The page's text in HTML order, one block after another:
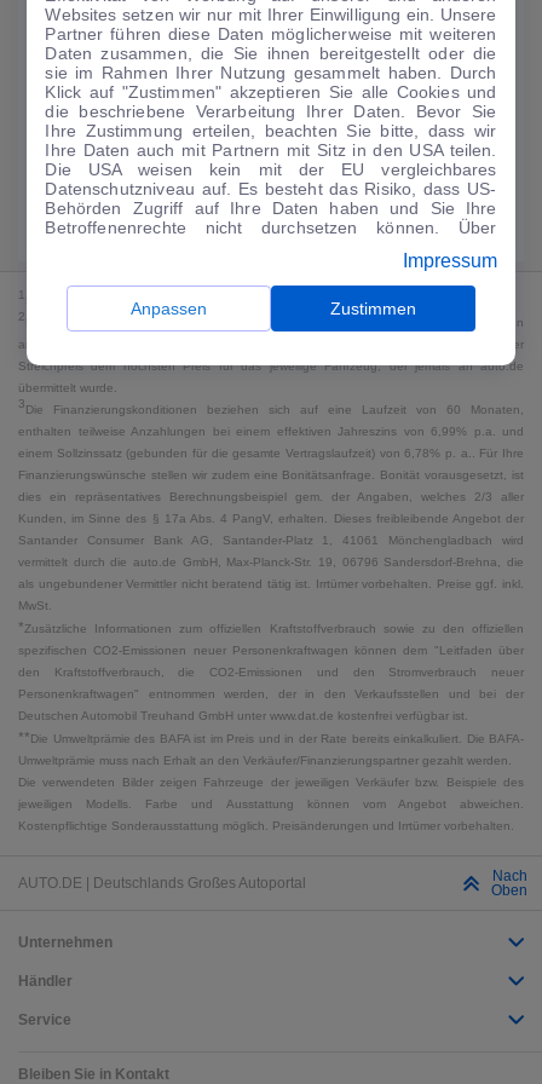
188€/mtl.
Guter Preis4
0 € Anzahlung ·60 Monate ·Finanzierungs-Details
Angebot anfragen Rate anpassen
Kraftstoffverbrauch komb. 18 l/100 km · CO₂-Emissionen komb. 0 g/km ·
CO₂-Klasse G · WLTP*
1
2 Bei dem Streichpreis handelt es sich für Neufahrzeuge und junge Gebrauchte um den
an auto.de übermittelten Listenpreis. Für alle anderen Fahrzeuge entspricht der
Streichpreis dem höchsten Preis für das jeweilige Fahrzeug, der jemals an auto.de
übermittelt wurde.
3Die Finanzierungskonditionen beziehen sich auf eine Laufzeit von 60 Monaten,
enthalten teilweise Anzahlungen bei einem effektiven Jahreszins von 6,99% p.a. und
einem Sollzinssatz (gebunden für die gesamte Vertragslaufzeit) von 6,78% p. a.. Für Ihre
Finanzierungswünsche stellen wir zudem eine Bonitätsanfrage. Bonität vorausgesetzt, ist
dies ein repräsentatives Berechnungsbeispiel gem. der Angaben, welches 2/3 aller
Kunden, im Sinne des § 17a Abs. 4 PangV, erhalten. Dieses freibleibende Angebot der
Santander Consumer Bank AG, Santander-Platz 1, 41061 Mönchengladbach wird
vermittelt durch die auto.de GmbH, Max-Planck-Str. 19, 06796 Sandersdorf-Brehna, die
als ungebundener Vermittler nicht beratend tätig ist. Irrtümer vorbehalten. Preise ggf. inkl.
MwSt.
*Zusätzliche Informationen zum offiziellen Kraftstoffverbrauch sowie zu den offiziellen
spezifischen CO2-Emissionen neuer Personenkraftwagen können dem "Leitfaden über
den Kraftstoffverbrauch, die CO2-Emissionen und den Stromverbrauch neuer
Personenkraftwagen" entnommen werden, der in den Verkaufsstellen und bei der
Deutschen Automobil Treuhand GmbH unter www.dat.de kostenfrei verfügbar ist.
**Die Umweltprämie des BAFA ist im Preis und in der Rate bereits einkalkuliert. Die BAFA-
Umweltprämie muss nach Erhalt an den Verkäufer/Finanzierungspartner gezahlt werden.
Die verwendeten Bilder zeigen Fahrzeuge der jeweiligen Verkäufer bzw. Beispiele des
jeweiligen Modells. Farbe und Ausstattung können vom Angebot abweichen.
Kostenpflichtige Sonderausstattung möglich. Preisänderungen und Irrtümer vorbehalten.
AUTO.DE | Deutschlands Großes Autoportal
Nach
Oben
Unternehmen
Händler
Service
Bleiben Sie in Kontakt
Websites setzen wir nur mit Ihrer Einwilligung ein. Unsere
Partner führen diese Daten möglicherweise mit weiteren
Daten zusammen, die Sie ihnen bereitgestellt oder die
sie im Rahmen Ihrer Nutzung gesammelt haben. Durch
Klick auf "Zustimmen" akzeptieren Sie alle Cookies und
die beschriebene Verarbeitung Ihrer Daten. Bevor Sie
Ihre Zustimmung erteilen, beachten Sie bitte, dass wir
Ihre Daten auch mit Partnern mit Sitz in den USA teilen.
Die USA weisen kein mit der EU vergleichbares
Datenschutzniveau auf. Es besteht das Risiko, dass US-
Behörden Zugriff auf Ihre Daten haben und Sie Ihre
Betroffenenrechte nicht durchsetzen können. Über
anpassen. Dies ist auch später jederzeit im Bereich
Cookie-Richtliniemöglich. Weitere Informationen finden
Sie in unsererDatenschutzerklärung .
Impressum
Anpassen Zustimmen